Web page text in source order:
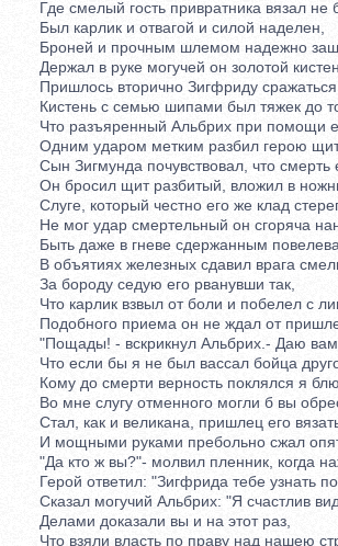
Где смелый гость привратника вязал не
Был карлик и отвагой и силой наделен,
Броней и прочным шлемом надежно
Держал в руке могучей он золотой
Пришлось вторично Зигфриду сражаться
Кистень с семью шипами был тяжек до
Что разъяренный Альбрих при помощи
Одним ударом метким разбил герою
Сын Зигмунда почувствовал, что смерть
Он бросил щит разбитый, вложил в
Слуге, который честно его же клад
Не мог удар смертельный он сгоряча
Быть даже в гневе сдержанным
В объятиях железных сдавил врага
За бороду седую его рванувши так,
Что карлик взвыл от боли и побелел с
Подобного приема он не ждал от
"Пощады! - вскрикнул Альбрих.- Даю
Что если бы я не был вассал бойца
Кому до смерти верность поклялся я
Во мне слугу отменного могли б вы
Стал, как и великана, пришлец его
И мощными руками пребольно сжал
"Да кто ж вы?"- молвил пленник, когда
Герой ответил: "Зигфрида тебе узнать
Сказал могучий Альбрих: "Я счастлив
Делами доказали вы и на этот раз,
Что взяли власть по праву над нашею